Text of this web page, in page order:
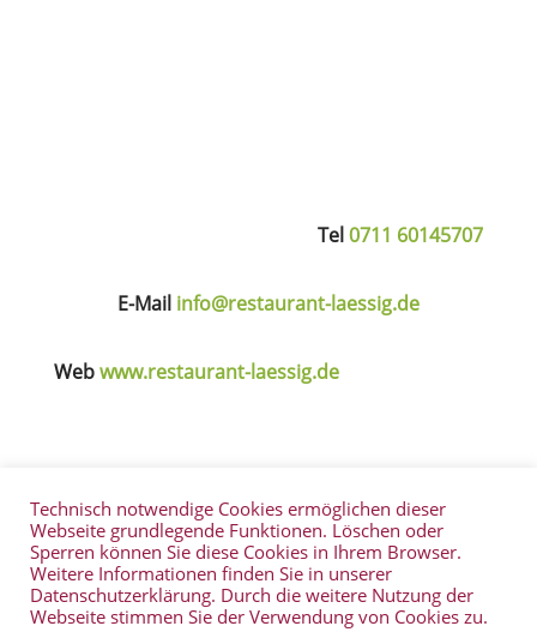
Tel0711 60145707
E-Mail info@restaurant-laessig.de
Webwww.restaurant-laessig.de
Veranstaltungen Kontakt
Glossar
Wissenswert
Buchtipps
Filmtipps
Datenschutz
Impressum
Technisch notwendige Cookies ermöglichen dieser
Webseite grundlegende Funktionen. Löschen oder
Sperren können Sie diese Cookies in Ihrem Browser.
Weitere Informationen finden Sie in unserer
Datenschutzerklärung. Durch die weitere Nutzung der
Webseite stimmen Sie der Verwendung von Cookies zu.